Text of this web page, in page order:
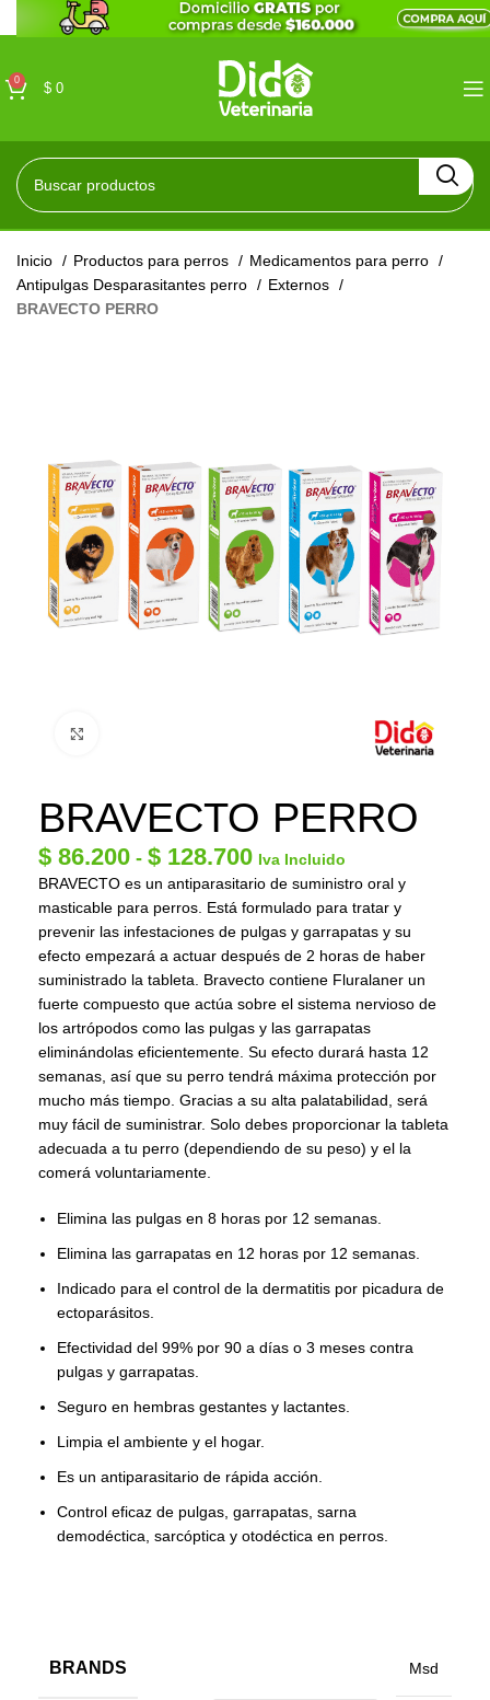
0
$ 0
Inicio Productos para perros
Medicamentos para perro
Antipulgas Desparasitantes perro
Externos
BRAVECTO PERRO
BRAVECTO PERRO
$ 86.200 - $ 128.700 Iva Incluido
BRAVECTO es un antiparasitario de suministro oral y
masticable para perros. Está formulado para tratar y
prevenir las infestaciones de pulgas y garrapatas y su
efecto empezará a actuar después de 2 horas de haber
suministrado la tableta. Bravecto contiene Fluralaner un
fuerte compuesto que actúa sobre el sistema nervioso de
los artrópodos como las pulgas y las garrapatas
eliminándolas eficientemente. Su efecto durará hasta 12
semanas, así que su perro tendrá máxima protección por
mucho más tiempo. Gracias a su alta palatabilidad, será
muy fácil de suministrar. Solo debes proporcionar la tableta
adecuada a tu perro (dependiendo de su peso) y el la
comerá voluntariamente.
Elimina las pulgas en 8 horas por 12 semanas.
Elimina las garrapatas en 12 horas por 12 semanas.
Indicado para el control de la dermatitis por picadura de
ectoparásitos.
Efectividad del 99% por 90 a días o 3 meses contra
pulgas y garrapatas.
Seguro en hembras gestantes y lactantes.
Limpia el ambiente y el hogar.
Es un antiparasitario de rápida acción.
Control eficaz de pulgas, garrapatas, sarna
demodéctica, sarcóptica y otodéctica en perros.
BRANDS Msd